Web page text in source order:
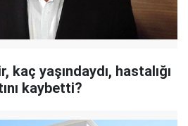
yaşındaydı, hastalığı
kaybetti?